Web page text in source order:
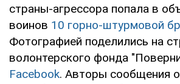
страны-агрессора попала в
воинов 10 горно-штурмовой
Фотографией поделились на
волонтерского фонда
Facebook. Авторы сообщения